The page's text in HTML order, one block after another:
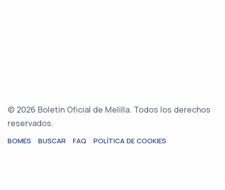
© 2026 Boletín Oficial de Melilla. Todos los derechos
reservados.
BOMES BUSCAR FAQ POLÍTICA DE COOKIES